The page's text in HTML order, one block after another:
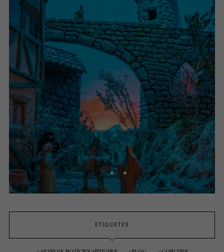
ETIQUETES